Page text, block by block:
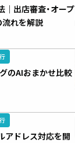
出店審査・オープ
流れを解説
のAIおまかせ比較
アドレス対応を開